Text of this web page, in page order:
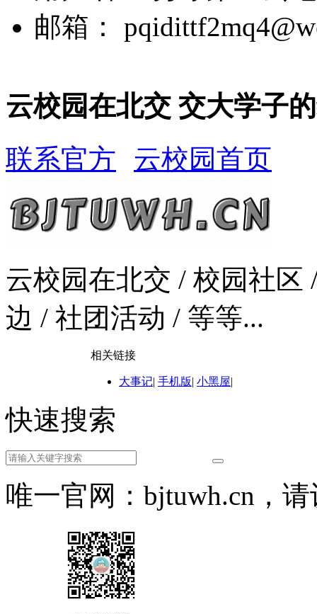
邮箱：
云校园在北交 交大学子
联系官方
云校园首页
云校园在北交 / 校园社区
边 / 社团活动 / 等等...
相关链接
大事记| 手机版| 小黑屋|
快速搜索
唯一官网：bjtuwh.cn，